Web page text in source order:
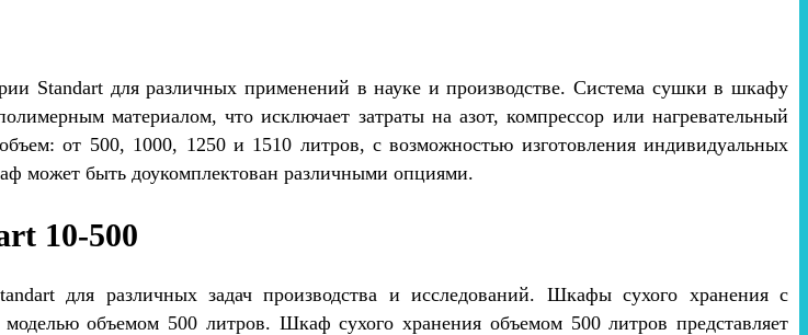
Standart для различных применений в науке и производстве. Система сушки в шкафу
материалом, что исключает затраты на азот, компрессор или нагревательный
от 500, 1000, 1250 и 1510 литров, с возможностью изготовления индивидуальных
может быть доукомплектован различными опциями.
10-500
для различных задач производства и исследований. Шкафы сухого хранения с
объемом 500 литров. Шкаф сухого хранения объемом 500 литров представляет